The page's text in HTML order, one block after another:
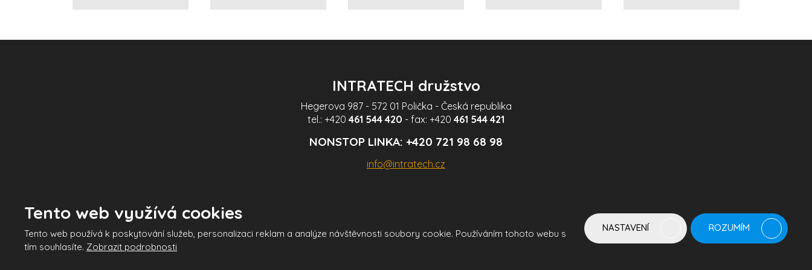
INTRATECH družstvo
Hegerova 987 - 572 01 Polička - Česká republika
tel.: +420 461 544 420 - fax: +420 461 544 421
NONSTOP LINKA: +420 721 98 68 98
info@intratech.cz
© 2026 INTRATECH družstvo - všechna práva vyhrazena
Tento web je chráněn pomocí Google ReCAPTCHA a platí pro něj zásady ochrany osobních údajů společnosti Google.
VytvořilaeBRÁNA
Tento web využívá cookies
Tento web používá k poskytování služeb, personalizaci reklam a analýze návštěvnosti soubory cookie. Používáním tohoto webu s
tím souhlasíte. Zobrazit podrobnosti
NASTAVENÍ ROZUMÍM